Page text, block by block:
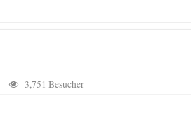
3,751 Besucher